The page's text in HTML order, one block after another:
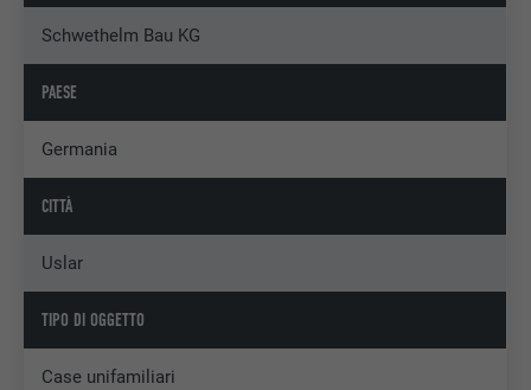
Schwethelm Bau KG
PAESE
Germania
CITTÀ
Uslar
TIPO DI OGGETTO
Case unifamiliari